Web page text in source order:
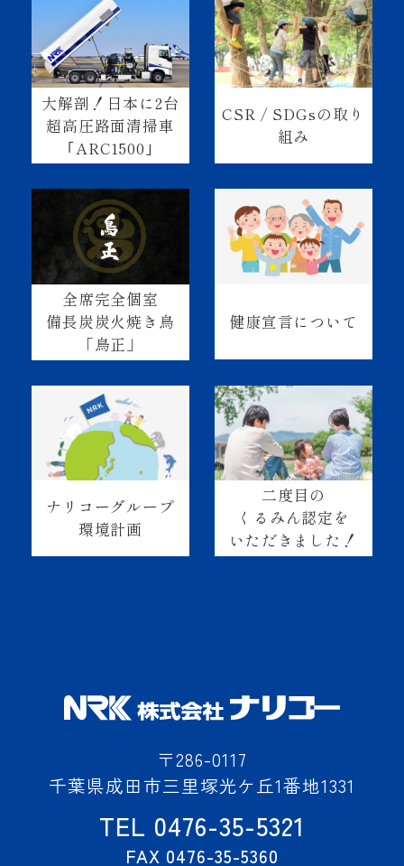
大解剖！日本に2台
超高圧路面清掃車
｢ARC1500｣
CSR / SDGsの取り
組み
全席完全個室
備長炭炭火焼き鳥
「鳥正」
健康宣言について
ナリコーグループ
環境計画
二度目の
くるみん認定を
いただきました！
〒286-0117
千葉県成田市三里塚光ケ丘1番地1331
TEL 0476-35-5321
FAX 0476-35-5360